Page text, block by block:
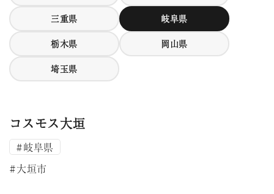
三重県 岐阜県
栃木県 岡山県
埼玉県
コスモス大垣
#岐阜県
#大垣市